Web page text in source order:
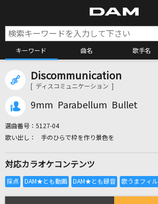
キーワード 曲名 歌手名
カラオケ検索
全国りれき
Discommunication
[ ディスコミュニケーション ]
9mm Parabellum Bullet
選曲番号： 5127-04
手のひらで枠を作り景色を
対応カラオケコンテンツ